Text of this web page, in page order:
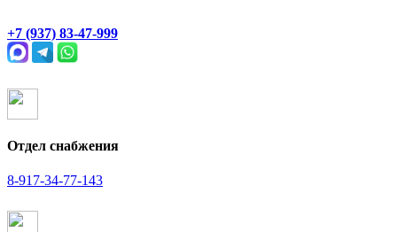
+7 (937) 83-47-999
Отдел снабжения
8-917-34-77-143